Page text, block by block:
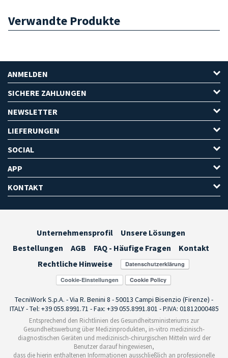
Verwandte Produkte
ANMELDEN
SICHERE ZAHLUNGEN
NEWSLETTER
LIEFERUNGEN
SOCIAL
APP
KONTAKT
Unternehmensprofil
Unsere Lösungen
Bestellungen
AGB FAQ - Häufige Fragen
Kontakt
Rechtliche Hinweise
Cookie-Einstellungen
TecniWork S.p.A. - Via R. Benini 8 - 50013 Campi Bisenzio (Firenze) -
ITALY - Tel: +39 055.8991.71 - Fax: +39 055.8991.801 - P.IVA: 01812000485
Entsprechend den Richtlinien des Gesundheitsministeriums zur
Gesundheitswerbung über Medizinprodukten, in-vitro medizinisch-
diagnostischen Geräten und medizinisch-chirurgischen Mitteln wird der
Benutzer darauf hingewiesen,
dass die hierin enthaltenen Informationen ausschließlich an professionelle